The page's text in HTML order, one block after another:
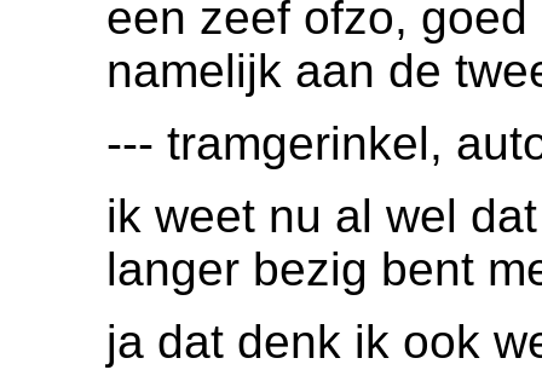
een zeef ofzo,
namelijk aan de
--- tramgerinkel,
ik weet nu al wel
langer bezig bent
ja dat denk ik ook